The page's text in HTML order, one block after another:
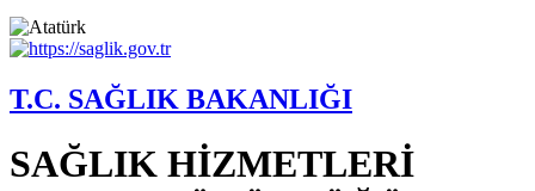
T.C. SAĞLIK BAKANLIĞI
SAĞLIK HİZMETLERİ